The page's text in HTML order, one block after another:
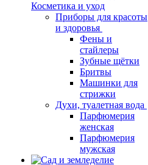
Косметика и уход
Приборы для красоты
и здоровья
Фены и
стайлеры
Зубные щётки
Бритвы
Машинки для
стрижки
Духи, туалетная вода
Парфюмерия
женская
Парфюмерия
мужская